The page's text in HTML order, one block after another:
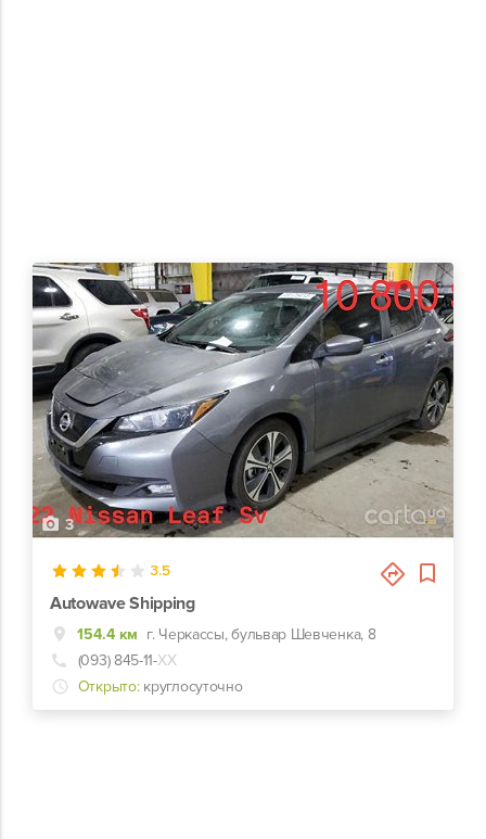
3
3.5
Autowave Shipping
154.4 км г. Черкассы, бульвар Шевченка, 8
(093) 845-11-ХХ
Открыто: круглосуточно